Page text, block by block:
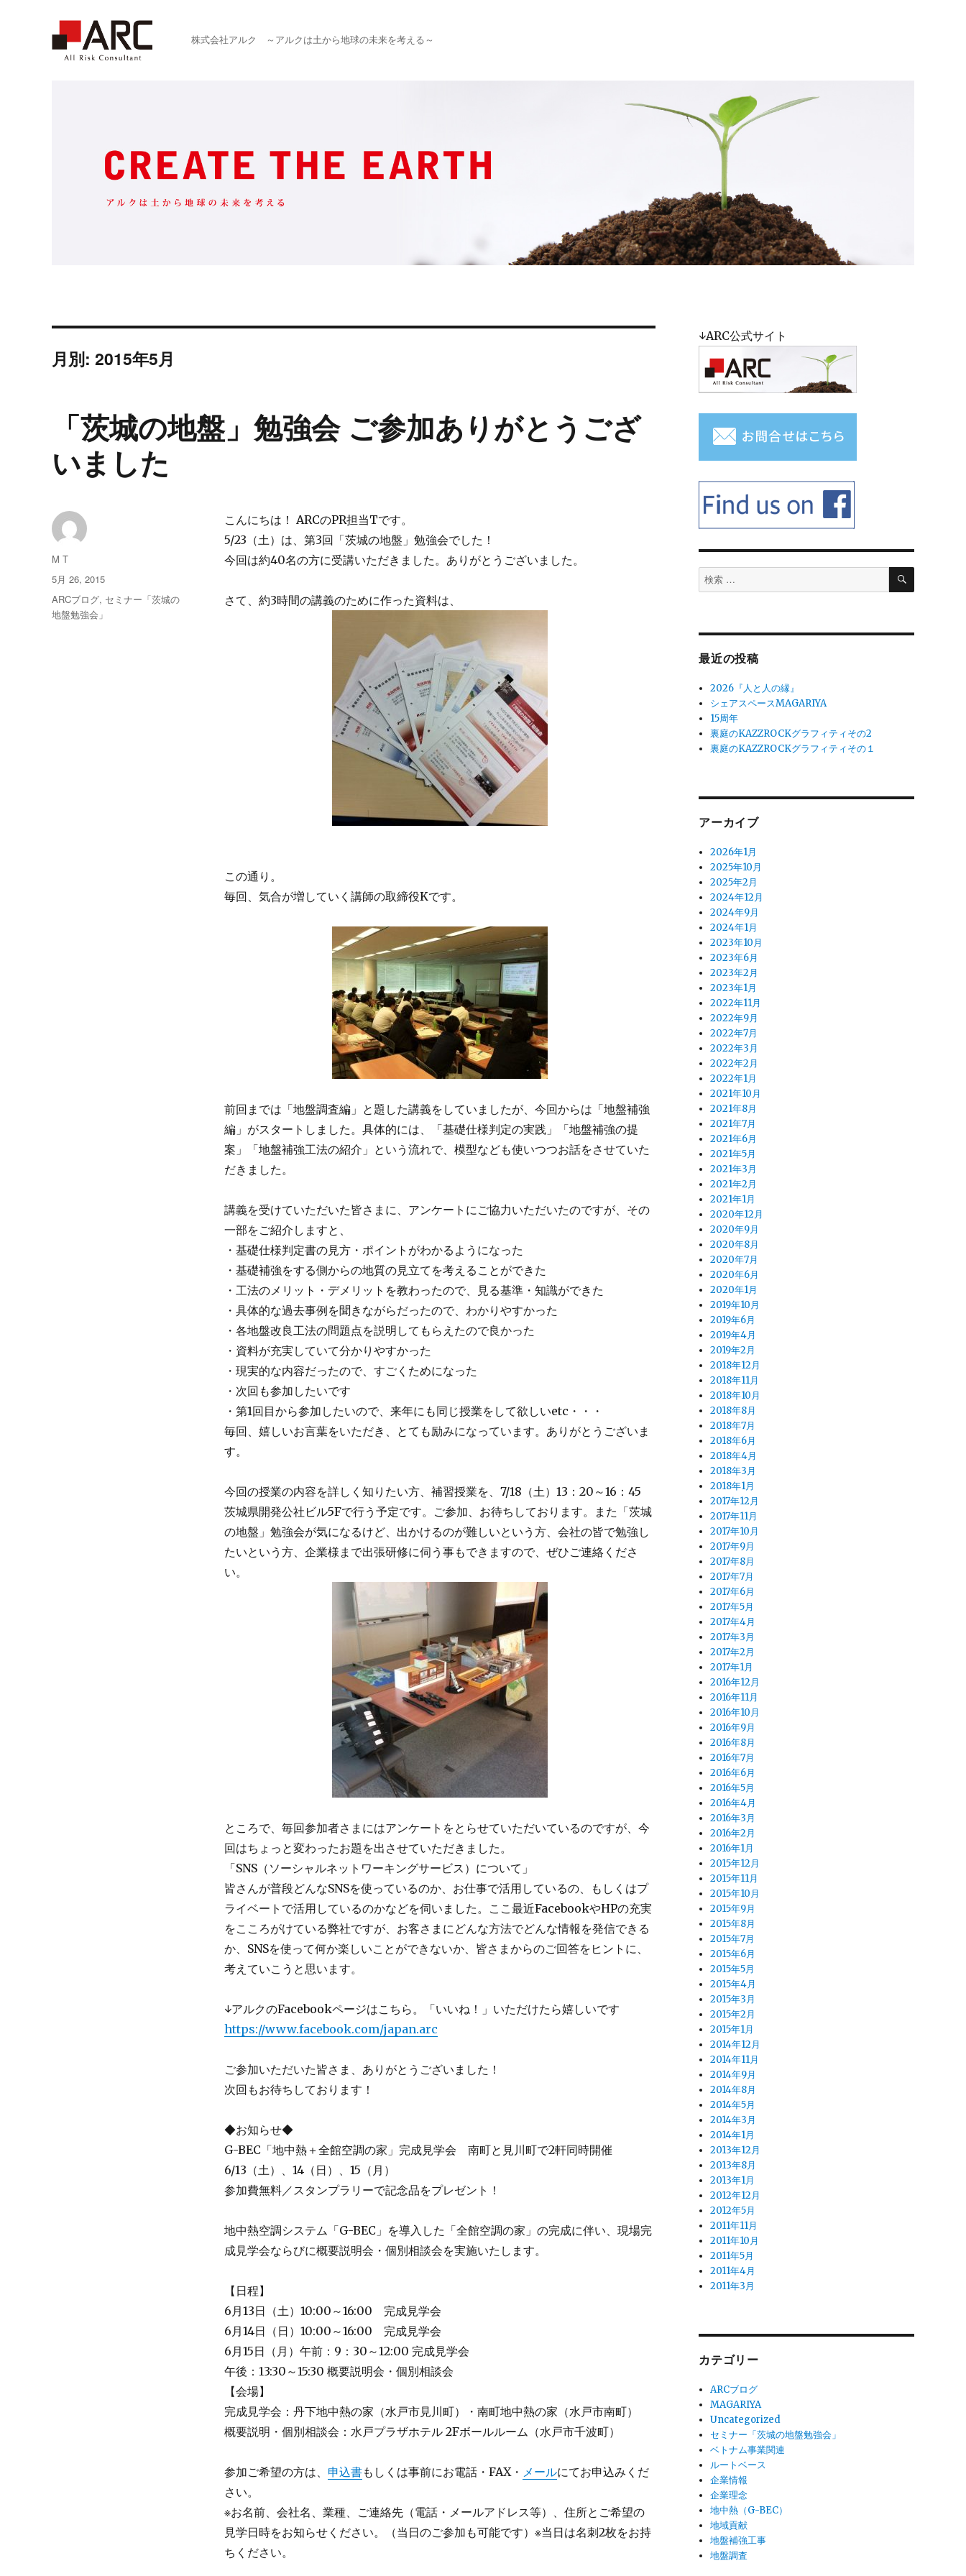
株式会社アルク ～アルクは土から地球の未来を考える～
月別: 2015年5月
「茨城の地盤」勉強会 ご参加ありがとうござ
いました
こんにちは！ ARCのPR担当Tです。
5/23（土）は、第3回「茨城の地盤」勉強会でした！
今回は約40名の方に受講いただきました。ありがとうございました。
さて、約3時間の講義のために作った資料は、
この通り。
毎回、気合が増していく講師の取締役Kです。
前回までは「地盤調査編」と題した講義をしていましたが、今回からは「地盤補強
編」がスタートしました。具体的には、「基礎仕様判定の実践」「地盤補強の提
案」「地盤補強工法の紹介」という流れで、模型なども使いつつお話をさせていた
だきました。
講義を受けていただいた皆さまに、アンケートにご協力いただいたのですが、その
一部をご紹介しますと、
・基礎仕様判定書の見方・ポイントがわかるようになった
・基礎補強をする側からの地質の見立てを考えることができた
・工法のメリット・デメリットを教わったので、見る基準・知識ができた
・具体的な過去事例を聞きながらだったので、わかりやすかった
・各地盤改良工法の問題点を説明してもらえたので良かった
・資料が充実していて分かりやすかった
・現実的な内容だったので、すごくためになった
・次回も参加したいです
・第1回目から参加したいので、来年にも同じ授業をして欲しいetc・・・
毎回、嬉しいお言葉をいただき、とても励みになっています。ありがとうございま
す。
今回の授業の内容を詳しく知りたい方、補習授業を、7/18（土）13：20～16：45
茨城県開発公社ビル5Fで行う予定です。ご参加、お待ちしております。また「茨城
の地盤」勉強会が気になるけど、出かけるのが難しいという方、会社の皆で勉強し
たいという方、企業様まで出張研修に伺う事もできますので、ぜひご連絡くださ
い。
ところで、毎回参加者さまにはアンケートをとらせていただいているのですが、今
回はちょっと変わったお題を出させていただきました。
「SNS（ソーシャルネットワーキングサービス）について」
皆さんが普段どんなSNSを使っているのか、お仕事で活用しているの、もしくはプ
ライベートで活用しているのかなどを伺いました。ここ最近FacebookやHPの充実
をこころがけている弊社ですが、お客さまにどんな方法でどんな情報を発信できる
か、SNSを使って何か楽しいことができないか、皆さまからのご回答をヒントに、
考えていこうと思います。
↓アルクのFacebookページはこちら。「いいね！」いただけたら嬉しいです
https://www.facebook.com/japan.arc
ご参加いただいた皆さま、ありがとうございました！
次回もお待ちしております！
◆お知らせ◆
G-BEC「地中熱＋全館空調の家」完成見学会 南町と見川町で2軒同時開催
6/13（土）、14（日）、15（月）
参加費無料／スタンプラリーで記念品をプレゼント！
地中熱空調システム「G-BEC」を導入した「全館空調の家」の完成に伴い、現場完
成見学会ならびに概要説明会・個別相談会を実施いたします。
【日程】
6月13日（土）10:00～16:00 完成見学会
6月14日（日）10:00～16:00 完成見学会
6月15日（月）午前：9：30～12:00 完成見学会
午後：13:30～15:30 概要説明会・個別相談会
【会場】
完成見学会：丹下地中熱の家（水戸市見川町）・南町地中熱の家（水戸市南町）
概要説明・個別相談会：水戸プラザホテル 2Fボールルーム（水戸市千波町）
参加ご希望の方は、 申込書もしくは事前にお電話・FAX・ メールにてお申込みくだ
さい。
※お名前、会社名、業種、ご連絡先（電話・メールアドレス等）、住所とご希望の
見学日時をお知らせください。（当日のご参加も可能です）※当日は名刺2枚をお持
ちください。
投
稿
M T
投
稿
日:
5月 26, 2015
カ
テ
ARCブログ, セミナー「茨城の
地盤勉強会」
↓ARC公式サイト
検
索
検
最近の投稿
2026『人と人の縁』
シェアスペースMAGARIYA
15周年
裏庭のKAZZROCKグラフィティその2
裏庭のKAZZROCKグラフィティその１
アーカイブ
2026年1月
2025年10月
2025年2月
2024年12月
2024年9月
2024年1月
2023年10月
2023年6月
2023年2月
2023年1月
2022年11月
2022年9月
2022年7月
2022年3月
2022年2月
2022年1月
2021年10月
2021年8月
2021年7月
2021年6月
2021年5月
2021年3月
2021年2月
2021年1月
2020年12月
2020年9月
2020年8月
2020年7月
2020年6月
2020年1月
2019年10月
2019年6月
2019年4月
2019年2月
2018年12月
2018年11月
2018年10月
2018年8月
2018年7月
2018年6月
2018年4月
2018年3月
2018年1月
2017年12月
2017年11月
2017年10月
2017年9月
2017年8月
2017年7月
2017年6月
2017年5月
2017年4月
2017年3月
2017年2月
2017年1月
2016年12月
2016年11月
2016年10月
2016年9月
2016年8月
2016年7月
2016年6月
2016年5月
2016年4月
2016年3月
2016年2月
2016年1月
2015年12月
2015年11月
2015年10月
2015年9月
2015年8月
2015年7月
2015年6月
2015年5月
2015年4月
2015年3月
2015年2月
2015年1月
2014年12月
2014年11月
2014年9月
2014年8月
2014年5月
2014年3月
2014年1月
2013年12月
2013年8月
2013年1月
2012年12月
2012年5月
2011年11月
2011年10月
2011年5月
2011年4月
2011年3月
カテゴリー
ARCブログ
MAGARIYA
Uncategorized
セミナー「茨城の地盤勉強会」
ベトナム事業関連
ルートベース
企業情報
企業理念
地中熱（G-BEC）
地域貢献
地盤補強工事
地盤調査